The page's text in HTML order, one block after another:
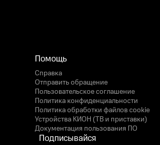
Помощь
Справка
Отправить обращение
Пользовательское соглашение
Политика конфиденциальности
Политика обработки файлов cookie
Устройства КИОН (ТВ и приставки)
Документация пользования ПО
Подписывайся